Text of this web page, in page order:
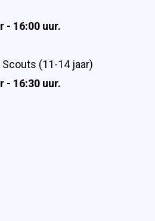
- 16:00 uur.
(11-14 jaar)
- 16:30 uur.